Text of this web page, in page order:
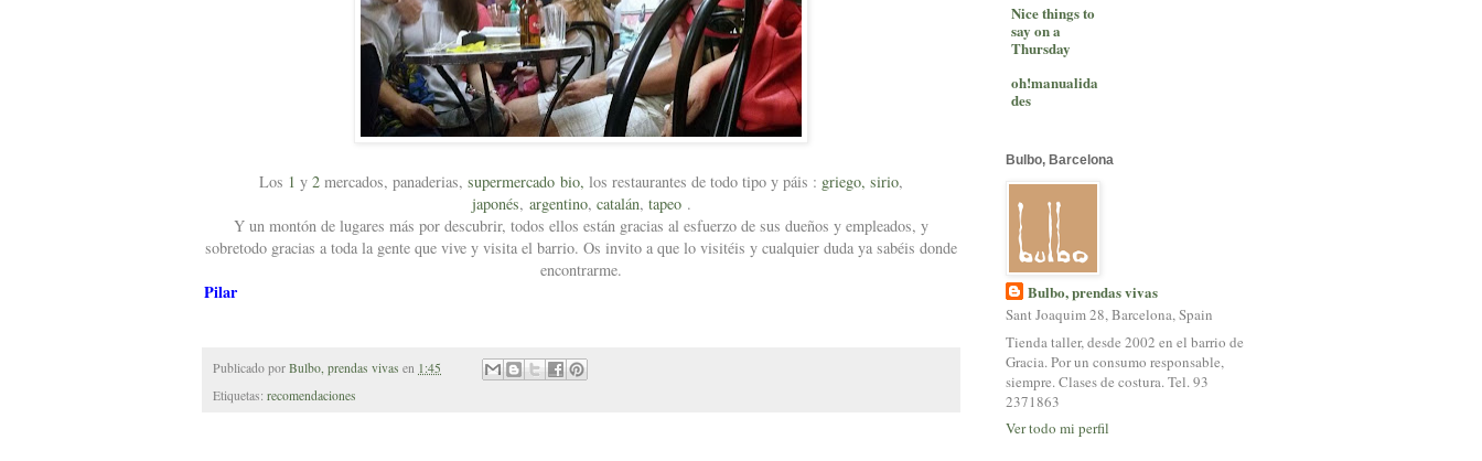
Los 1 y 2 mercados, panaderias, supermercado bio, los restaurantes de todo tipo y páis : griego, sirio,
japonés, argentino, catalán, tapeo.
Y un montón de lugares más por descubrir, todos ellos están gracias al esfuerzo de sus dueños y empleados, y
sobretodo gracias a toda la gente que vive y visita el barrio. Os invito a que lo visitéis y cualquier duda ya sabéis donde
encontrarme.
Pilar
Publicado por Bulbo, prendas vivas en 1:45
Etiquetas: recomendaciones
Nice things to
say on a
Thursday
oh!manualida
des
Bulbo, Barcelona
Bulbo, prendas vivas
Sant Joaquim 28, Barcelona, Spain
Tienda taller, desde 2002 en el barrio de
Gracia. Por un consumo responsable,
siempre. Clases de costura. Tel. 93
2371863
Ver todo mi perfil